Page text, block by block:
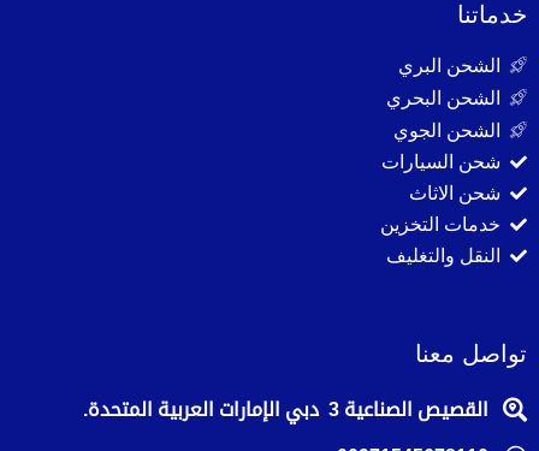
خدماتنا
الشحن البري
الشحن البحري
الشحن الجوي
شحن السيارات
شحن الاثاث
خدمات التخزين
النقل والتغليف
تواصل معنا
القصيص الصناعية 3 دبي الإمارات العربية المتحدة.